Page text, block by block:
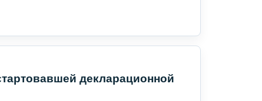
декларационной